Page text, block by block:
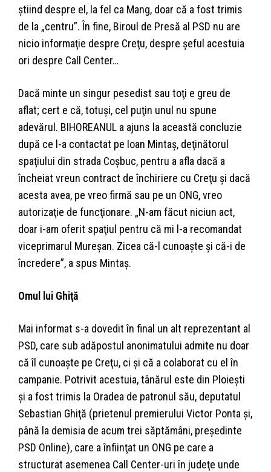
ştiind despre el, la fel ca Mang, doar că a fost trimis
de la „centru”. În fine, Biroul de Presă al PSD nu are
nicio informaţie despre Creţu, despre şeful acestuia
ori despre Call Center…
Dacă minte un singur pesedist sau toţi e greu de
aflat; cert e că, totuşi, cel puţin unul nu spune
adevărul. BIHOREANUL a ajuns la această concluzie
după ce l-a contactat pe Ioan Mintaş, deţinătorul
spaţiului din strada Coşbuc, pentru a afla dacă a
încheiat vreun contract de închiriere cu Creţu şi dacă
acesta avea, pe vreo firmă sau pe un ONG, vreo
autorizaţie de funcţionare. „N-am făcut niciun act,
doar i-am oferit spaţiul pentru că mi l-a recomandat
viceprimarul Mureşan. Zicea că-l cunoaşte şi că-i de
încredere”, a spus Mintaş.
Omul lui Ghiţă
Mai informat s-a dovedit în final un alt reprezentant al
PSD, care sub adăpostul anonimatului admite nu doar
că îl cunoaşte pe Creţu, ci şi că a colaborat cu el în
campanie. Potrivit acestuia, tânărul este din Ploieşti
şi a fost trimis la Oradea de patronul său, deputatul
Sebastian Ghiţă (prietenul premierului Victor Ponta şi,
până la demisia de acum trei săptămâni, preşedinte
PSD Online), care a înfiinţat un ONG pe care a
structurat asemenea Call Center-uri în judeţe unde